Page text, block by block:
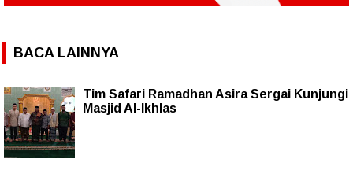
BACA LAINNYA
Tim Safari Ramadhan Asira Sergai Kunjungi
Masjid Al-Ikhlas